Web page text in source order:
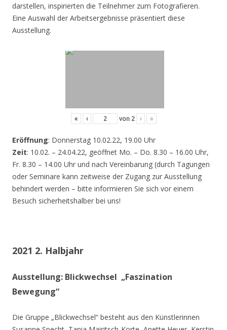
darstellen, inspirierten die Teilnehmer zum Fotografieren.
Eine Auswahl der Arbeitsergebnisse präsentiert diese
Ausstellung.
« ‹ von 2 › »
Eröffnung: Donnerstag 10.02.22, 19.00 Uhr
Zeit: 10.02. – 24.04.22, geöffnet Mo. – Do. 8.30 – 16.00 Uhr,
Fr. 8.30 – 14.00 Uhr und nach Vereinbarung (durch Tagungen
oder Seminare kann zeitweise der Zugang zur Ausstellung
behindert werden – bitte informieren Sie sich vor einem
Besuch sicherheitshalber bei uns!
2021 2. Halbjahr
Ausstellung: Blickwechsel „Faszination
Bewegung“
Die Gruppe „Blickwechsel“ besteht aus den Künstlerinnen